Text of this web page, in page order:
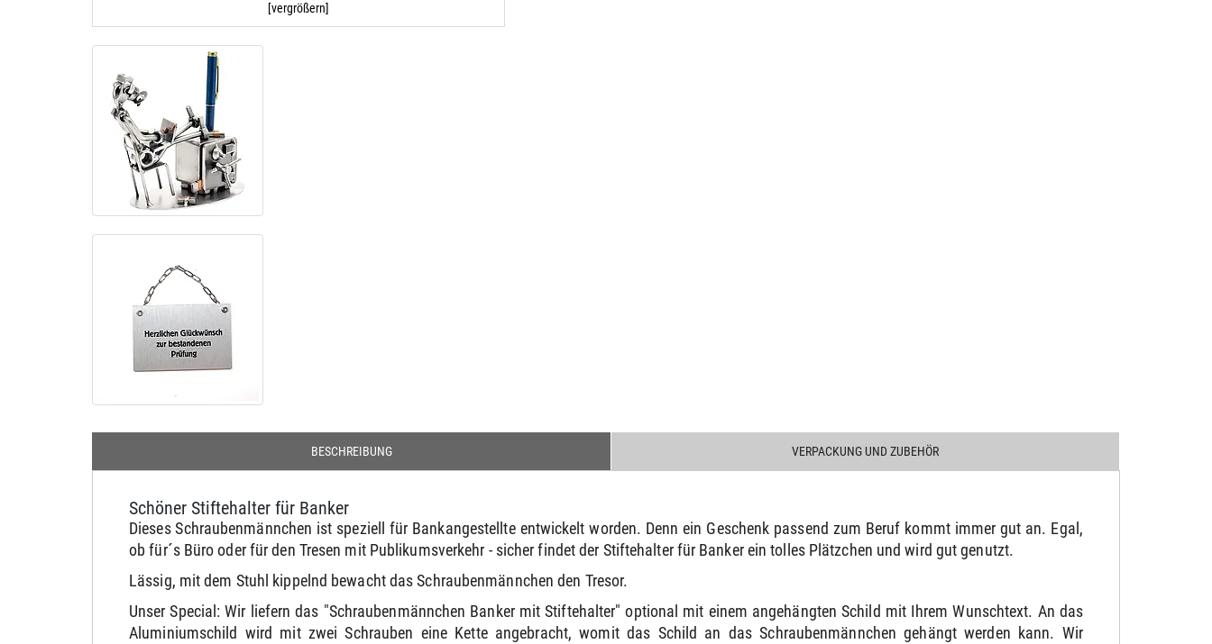
[vergrößern]
BESCHREIBUNG VERPACKUNG UND ZUBEHÖR
Schöner Stiftehalter für Banker
Dieses Schraubenmännchen ist speziell für Bankangestellte entwickelt worden. Denn ein Geschenk passend zum Beruf kommt immer gut an. Egal,
ob für´s Büro oder für den Tresen mit Publikumsverkehr - sicher findet der Stiftehalter für Banker ein tolles Plätzchen und wird gut genutzt.
Lässig, mit dem Stuhl kippelnd bewacht das Schraubenmännchen den Tresor.
Unser Special: Wir liefern das "Schraubenmännchen Banker mit Stiftehalter" optional mit einem angehängten Schild mit Ihrem Wunschtext. An das
Aluminiumschild wird mit zwei Schrauben eine Kette angebracht, womit das Schild an das Schraubenmännchen gehängt werden kann. Wir